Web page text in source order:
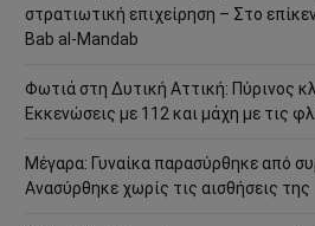
στρατιωτική επιχείρηση – Στο
Bab al-Mandab
Φωτιά στη Δυτική Αττική: Πύρινος
Εκκενώσεις με 112 και μάχη με τις
Μέγαρα: Γυναίκα παρασύρθηκε από
Ανασύρθηκε χωρίς τις αισθήσεις της